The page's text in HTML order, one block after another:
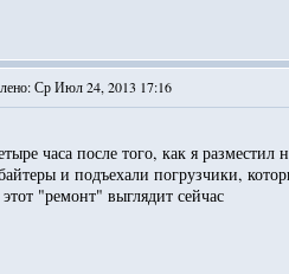
Ср Июл 24, 2013 17:16
часа после того, как я
и подъехали погрузчики,
"ремонт" выглядит сейчас